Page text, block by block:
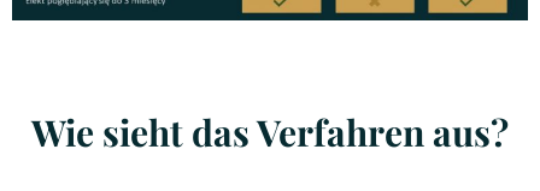
Wie sieht das Verfahren aus?